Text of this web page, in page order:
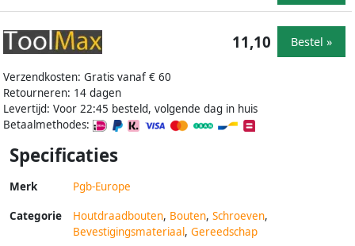
Verzendkosten: Gratis vanaf € 60
Retourneren: 14 dagen
Levertijd: Voor 22:45 besteld, volgende dag in huis
Betaalmethodes:
11,10 Bestel »
Specificaties
Merk Pgb-Europe
Categorie Houtdraadbouten, Bouten, Schroeven,
Bevestigingsmateriaal, Gereedschap